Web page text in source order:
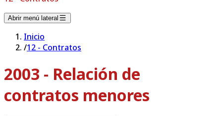
Abrir menú lateral
Inicio
/12 - Contratos
2003 - Relación de
contratos menores